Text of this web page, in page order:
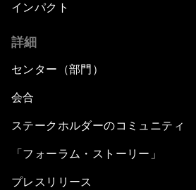
インパクト
詳細
センター（部門）
会合
ステークホルダーのコミュニティ
「フォーラム・ストーリー」
プレスリリース